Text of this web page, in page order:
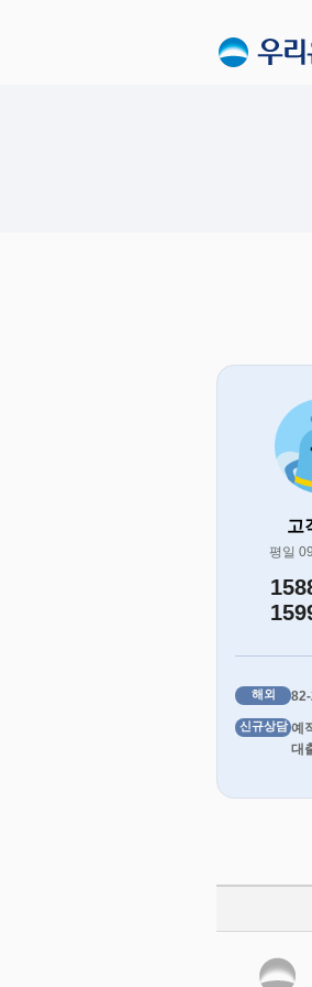
고
평일
해외
신규상담 예
대